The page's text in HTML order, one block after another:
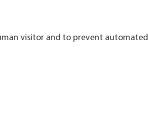
visitor and to prevent automated